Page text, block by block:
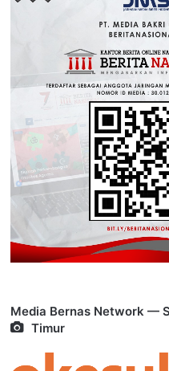
Media Bernas Network —
Timur